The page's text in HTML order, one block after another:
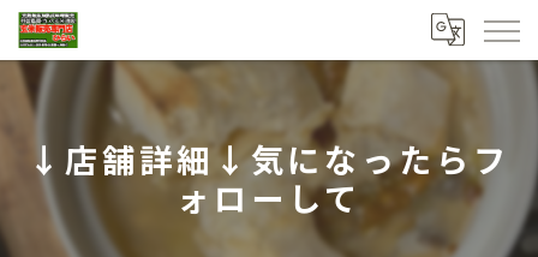
↓店舗詳細↓気になったらフ
ォローして